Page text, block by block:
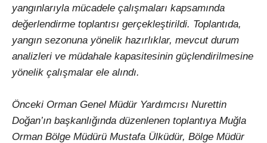
yangınlarıyla mücadele çalışmaları kapsamında
değerlendirme toplantısı gerçekleştirildi. Toplantıda,
yangın sezonuna yönelik hazırlıklar, mevcut durum
analizleri ve müdahale kapasitesinin güçlendirilmesine
yönelik çalışmalar ele alındı.
Önceki Orman Genel Müdür Yardımcısı Nurettin
Doğan’ın başkanlığında düzenlenen toplantıya Muğla
Orman Bölge Müdürü Mustafa Ülküdür, Bölge Müdür